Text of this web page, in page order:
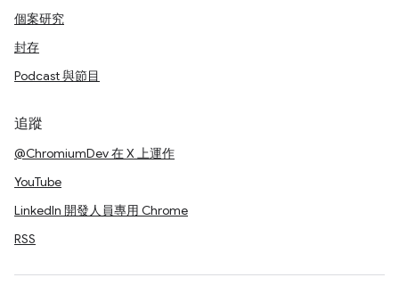
個案研究
封存
Podcast 與節目
追蹤
@ChromiumDev 在 X 上運作
YouTube
LinkedIn 開發人員專用 Chrome
RSS